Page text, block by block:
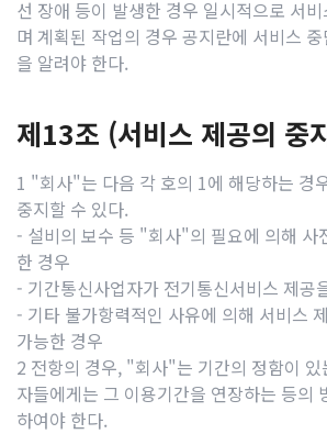
선 장애 등이 발생한 경우 일시적으로 서
며 계획된 작업의 경우 공지란에 서비스
을 알려야 한다.
제13조 (서비스 제공의 중
1 "회사"는 다음 각 호의 1에 해당하는 경
중지할 수 있다.
- 설비의 보수 등 "회사"의 필요에 의해 사
한 경우
- 기간통신사업자가 전기통신서비스 제공
- 기타 불가항력적인 사유에 의해 서비스
가능한 경우
2 전항의 경우, "회사"는 기간의 정함이 있
자들에게는 그 이용기간을 연장하는 등의
하여야 한다.